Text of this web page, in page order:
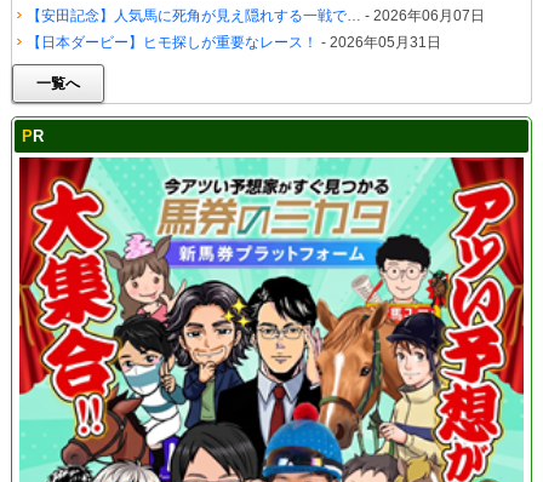
【安田記念】人気馬に死角が見え隠れする一戦で… - 2026年06月07日
【日本ダービー】ヒモ探しが重要なレース！ - 2026年05月31日
一覧へ
PR